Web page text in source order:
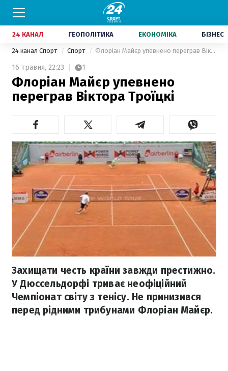
24 КАНАЛ ГЕОПОЛІТИКА ЕКОНОМІКА БІЗНЕС
24 канал Спорт Спорт Флоріан Майєр упевнено переграв Віктора Троїцкі
16 травня, 22:23 1
Флоріан Майєр упевнено
переграв Віктора Троїцкі
Захищати честь країни завжди престижно.
У Дюссельдорфі триває неофіційний
Чемпіонат світу з тенісу. Не принизився
перед рідними трибунами Флоріан Майєр.